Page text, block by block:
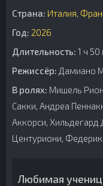
Страна: Италия,
Год: 2026
Длительность: 1 ч
Режиссёр: Дамиано
В ролях: Мишель
Сакки, Андреа
Аккорси,
Центуриони,
Любимая